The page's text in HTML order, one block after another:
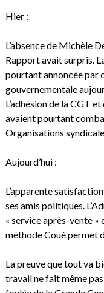
Hier :
L’absence de Michèle
Rapport avait surpris.
pourtant annoncée par
gouvernementale
L’adhésion de la CGT
avaient pourtant
Organisations
Aujourd’hui :
L’apparente
ses amis politiques.
« service après-vente »
méthode Coué permet
La preuve que tout va
travail ne fait même